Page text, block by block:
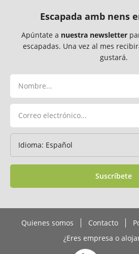
Escapada amb nens
Apúntate a nuestra newsletter
escapadas. Una vez al mes
gustará.
Suscríbete
Quienes somos Contacto
¿Eres empresa o